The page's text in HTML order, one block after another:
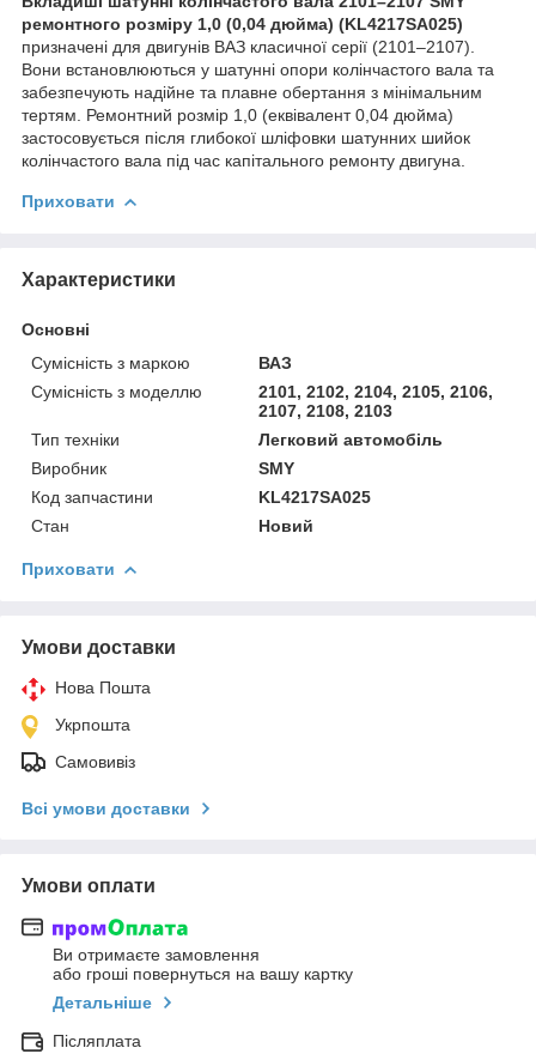
ремонтного розміру 1,0 (0,04 дюйма) (KL4217SA025)
призначені для двигунів ВАЗ класичної серії (2101–2107).
Вони встановлюються у шатунні опори колінчастого вала та
забезпечують надійне та плавне обертання з мінімальним
тертям. Ремонтний розмір 1,0 (еквівалент 0,04 дюйма)
застосовується після глибокої шліфовки шатунних шийок
колінчастого вала під час капітального ремонту двигуна.
Приховати
Характеристики
Основні
Сумісність з маркою
ВАЗ
Сумісність з моделлю
2101, 2102, 2104, 2105, 2106,
2107, 2108, 2103
Тип техніки
Легковий автомобіль
Виробник
SMY
Код запчастини
KL4217SA025
Стан
Новий
Приховати
Умови доставки
Нова Пошта
Укрпошта
Самовивіз
Всі умови доставки
Умови оплати
Ви отримаєте замовлення
або гроші повернуться на вашу картку
Детальніше
Післяплата